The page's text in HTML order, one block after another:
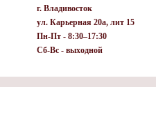
г. Владивосток
ул. Карьерная 20а, лит 15
Пн-Пт - 8:30–17:30
Сб-Вс - выходной